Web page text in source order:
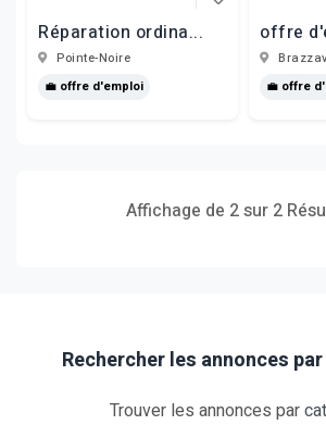
Réparation ordina...
Pointe-Noire
💼 offre d'emploi
offre
💼 offre
Affichage de 2 sur 2
Rechercher les annonces par
Trouver les annonces par